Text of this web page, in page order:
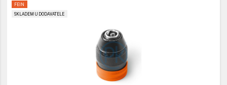
SKLADEM U DODAVATELE
FEIN